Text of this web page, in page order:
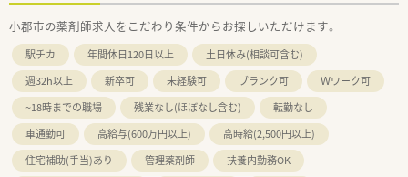
小郡市の薬剤師求人をこだわり条件からお探しいただけます。
駅チカ 年間休日120日以上
土日休み(相談可含む)
週32h以上
新卒可 未経験可 ブランク可
Ｗワーク可
~18時までの職場
残業なし(ほぼなし含む)
転勤なし
車通勤可
高給与(600万円以上)
高時給(2,500円以上)
住宅補助(手当)あり
管理薬剤師
扶養内勤務OK